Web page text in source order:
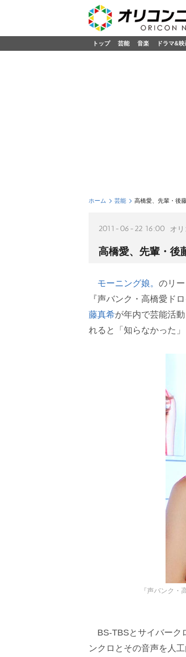
トップ 芸能 音楽 ドラマ&映
ホーム 芸能 高橋愛、先輩・後
2011-06-22 16:00 オ
高橋愛、先輩・後
モーニング娘。 のリー
『声バンク・高橋愛ド
藤真希が年内で芸能活
れると「知らなかった
『声バンク
BS-TBSとサイバーク
ンクロとその音声を人